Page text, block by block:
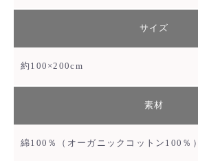
サイズ
約100×200cm
素材
綿100％（オーガニックコットン100％）